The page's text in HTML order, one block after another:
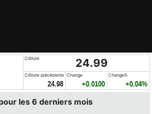
Clôture 24.99
Clôture précédente
24.98
Change
+0.0100
Change%
+0.04%
les 6 derniers mois